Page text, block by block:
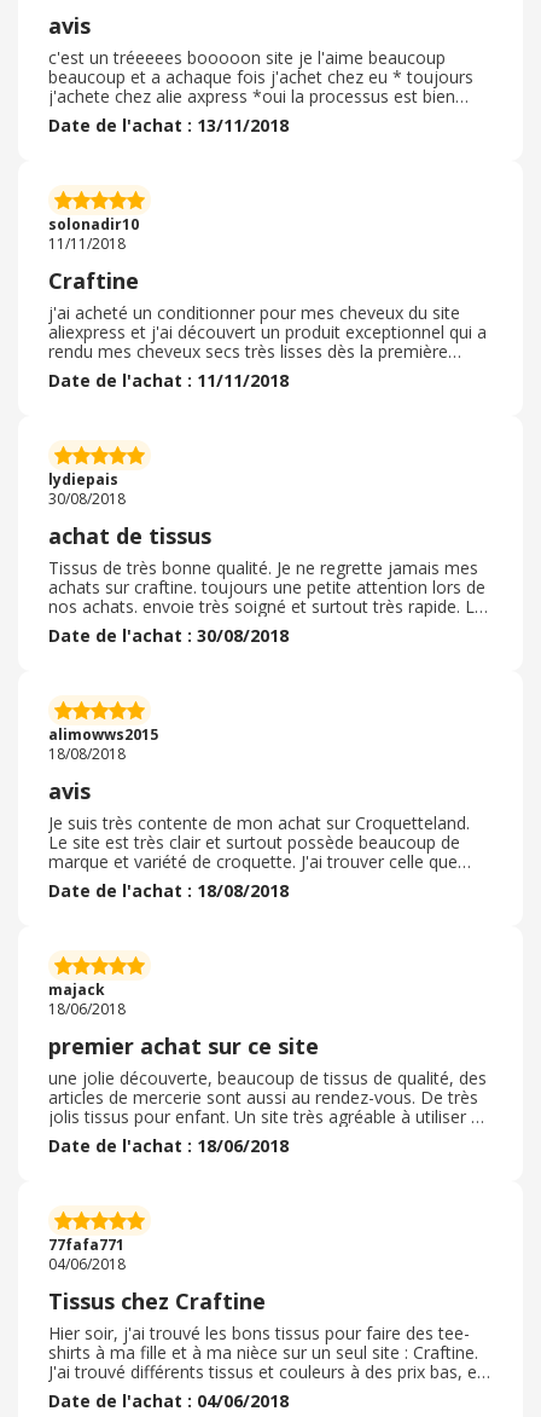
avis
c'est un tréeeees booooon site je l'aime beaucoup
beaucoup et a achaque fois j'achet chez eu * toujours
j'achete chez alie axpress *oui la processus est bien
déroulé *non j'ai pa d'un code promo sauf votre site
*délai de livraison ca depond des fois oui des fois a long
retourné un article et voilaaaaaaa et merci a votre site
aussi qui est interessé au client et leur feed back bon
corrage
Date de l'achat : 13/11/2018
solonadir10
11/11/2018
Craftine
j'ai acheté un conditionner pour mes cheveux du site
aliexpress et j'ai découvert un produit exceptionnel qui a
rendu mes cheveux secs très lisses dès la première
utilisation, j'en sui ravie. Le délai de livraison a été
respecté de même que le produit a bien été emballé, je
réception du produit et de mon entière satisfaction par
rapport à la qualité du produit. Je recommande vivement
le site pour vos achats.
Date de l'achat : 11/11/2018
lydiepais
30/08/2018
achat de tissus
Tissus de très bonne qualité. Je ne regrette jamais mes
achats sur craftine. toujours une petite attention lors de
nos achats. envoie très soigné et surtout très rapide. Le
tissus minky a une couleur très vive, et les tissus en
cotons sont épais. Lesdélais sont respectés. En 3 jours
le biais que j'ai acheté devait être gris et j'ai l'impression
qu'il est plus dans les tons violine grisonnant.
Date de l'achat : 30/08/2018
alimowws2015
18/08/2018
avis
Je suis très contente de mon achat sur Croquetteland.
Le site est très clair et surtout possède beaucoup de
marque et variété de croquette. J'ai trouver celle que
j'acheter depuis des années a un prix beaucoup plus
intéressent et en plus avec le cashback Ebuyclub de 8
recommande d'aller jeter un cout d'oeil sur le site afin de
comparer les prix de vos croquettes, a tout les coup,
que du + Et en plus c'est très facile d'avoir des offres et
réductions
Date de l'achat : 18/08/2018
majack
18/06/2018
premier achat sur ce site
une jolie découverte, beaucoup de tissus de qualité, des
articles de mercerie sont aussi au rendez-vous. De très
jolis tissus pour enfant. Un site très agréable à utiliser et
une rapidité des délais de livraison non négligeable.
Date de l'achat : 18/06/2018
77fafa771
04/06/2018
Tissus chez Craftine
Hier soir, j'ai trouvé les bons tissus pour faire des tee-
shirts à ma fille et à ma nièce sur un seul site : Craftine.
J'ai trouvé différents tissus et couleurs à des prix bas, et
j'ai pu commander l'exact quantité !
Date de l'achat : 04/06/2018